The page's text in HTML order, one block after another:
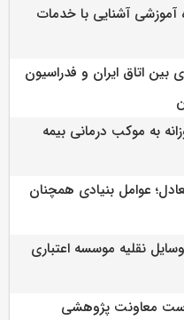
آموزشی آشنایی با خدمات
بین اتاق ایران و فدراسیون
روزانه به موکب درمانی بیمه
عوامل بنیادی همچنان
2 مزایده وسایل نقلیه موسسه اعتباری
معاونت پژوهشی